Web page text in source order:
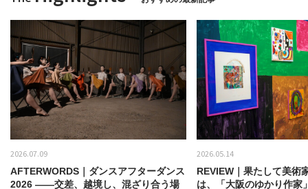
2026.07.09
AFTERWORDS｜ダンスアフターダンス
2026 ——交差、越境し、混ざり合う場
2026.05.14
REVIEW｜果たして美術
は、「大阪のゆかり作家